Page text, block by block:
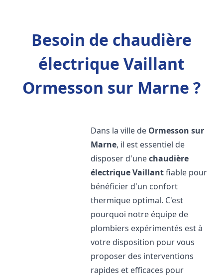
Besoin de chaudière
électrique Vaillant
Ormesson sur Marne ?
Dans la ville de Ormesson sur
Marne, il est essentiel de
disposer d'unechaudière
électrique Vaillantfiable pour
bénéficier d'un confort
thermique optimal. C'est
pourquoi notre équipe de
plombiers expérimentés est à
votre disposition pour vous
proposer des interventions
rapides et efficaces pour